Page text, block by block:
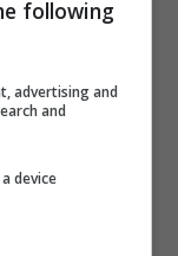
following
advertising and
and
device